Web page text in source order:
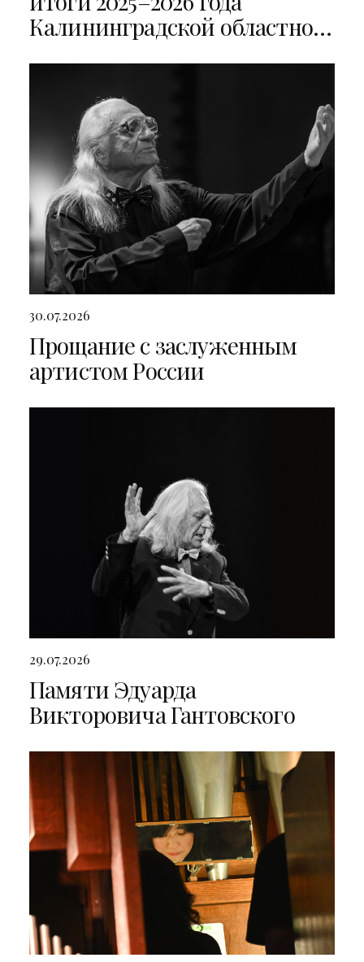
Калининградской областной
30.07.2026
Прощание с заслуженным
артистом России
29.07.2026
Памяти Эдуарда
Викторовича Гантовского